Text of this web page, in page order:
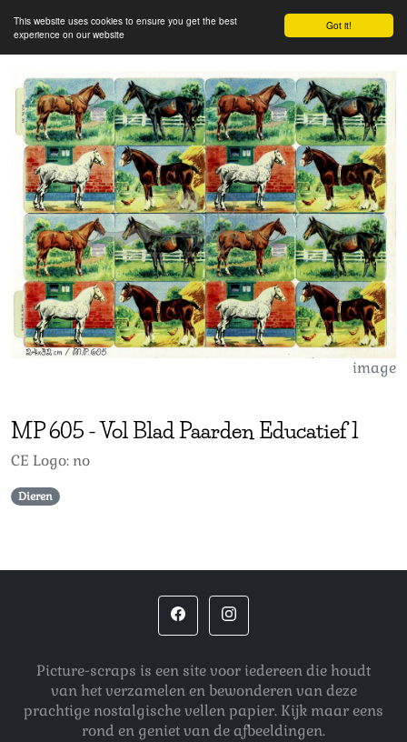
Got it!
This website uses cookies to ensure you get the best
experience on our website
image
MP605 -Vol Blad Paarden Educatief 1
CE Logo: no
Dieren
Picture-scraps is een site voor iedereen die houdt
van het verzamelen en bewonderen van deze
prachtige nostalgische vellen papier. Kijk maar eens
rond en geniet van de afbeeldingen.